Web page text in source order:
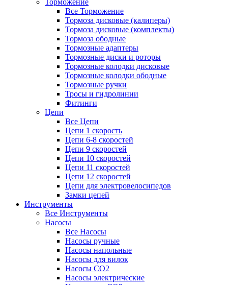
Торможение
Все Торможение
Тормоза дисковые (калиперы)
Тормоза дисковые (комплекты)
Тормоза ободные
Тормозные адаптеры
Тормозные диски и роторы
Тормозные колодки дисковые
Тормозные колодки ободные
Тормозные ручки
Тросы и гидролинии
Фитинги
Цепи
Все Цепи
Цепи 1 скорость
Цепи 6-8 скоростей
Цепи 9 скоростей
Цепи 10 скоростей
Цепи 11 скоростей
Цепи 12 скоростей
Цепи для электровелосипедов
Замки цепей
Инструменты
Все Инструменты
Насосы
Все Насосы
Насосы ручные
Насосы напольные
Насосы для вилок
Насосы CO2
Насосы электрические